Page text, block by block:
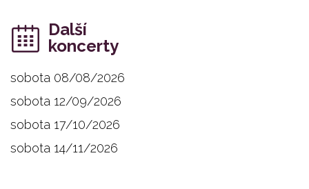
Další
koncerty
sobota 08/08/2026
sobota 12/09/2026
sobota 17/10/2026
sobota 14/11/2026